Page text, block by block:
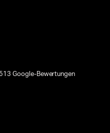
Google-Bewertungen